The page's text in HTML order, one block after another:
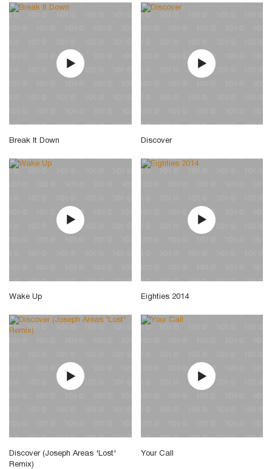
Break It Down Discover
Wake Up Eighties 2014
Discover (Joseph Areas 'Lost'
Remix)
Your Call